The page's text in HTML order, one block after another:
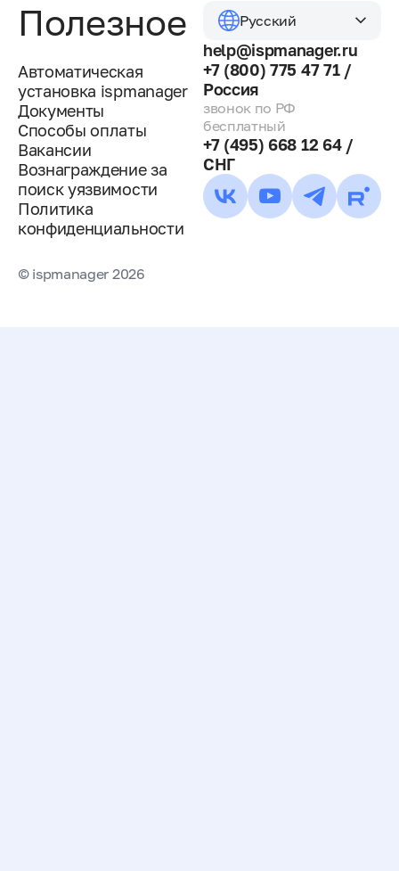
Полезное
Автоматическая
установка ispmanager
Документы
Способы оплаты
Вакансии
Вознаграждение за
поиск уязвимости
Политика
конфиденциальности
Русский
help@ispmanager.ru
+7 (800) 775 47 71 /
Россия
звонок по РФ
бесплатный
+7 (495) 668 12 64 /
СНГ
© ispmanager 2026